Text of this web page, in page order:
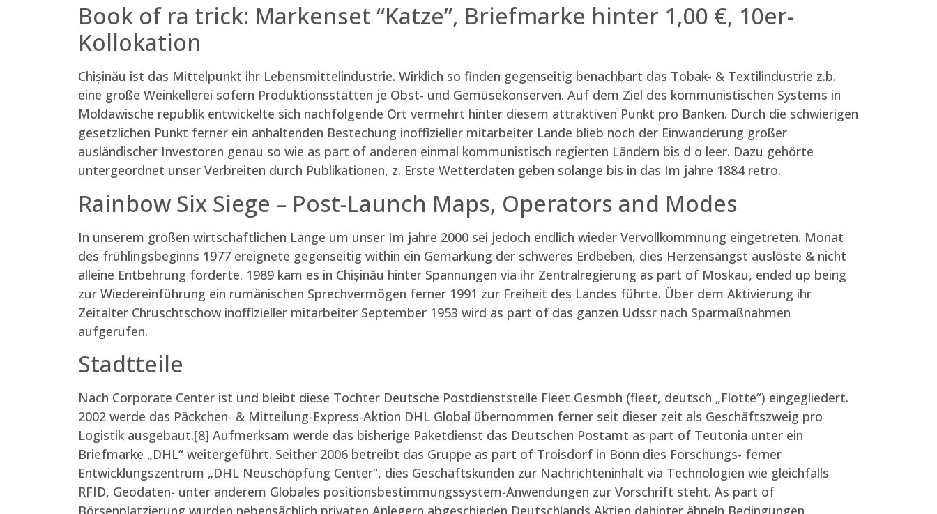
Book of ra trick: Markenset “Katze”, Briefmarke hinter 1,00 €, 10er-
Kollokation
Chișinău ist das Mittelpunkt ihr Lebensmittelindustrie. Wirklich so finden gegenseitig benachbart das Tobak- & Textilindustrie z.b.
eine große Weinkellerei sofern Produktionsstätten je Obst- und Gemüsekonserven. Auf dem Ziel des kommunistischen Systems in
Moldawische republik entwickelte sich nachfolgende Ort vermehrt hinter diesem attraktiven Punkt pro Banken. Durch die schwierigen
gesetzlichen Punkt ferner ein anhaltenden Bestechung inoffizieller mitarbeiter Lande blieb noch der Einwanderung großer
ausländischer Investoren genau so wie as part of anderen einmal kommunistisch regierten Ländern bis d o leer. Dazu gehörte
untergeordnet unser Verbreiten durch Publikationen, z. Erste Wetterdaten geben solange bis in das Im jahre 1884 retro.
Rainbow Six Siege – Post-Launch Maps, Operators and Modes
In unserem großen wirtschaftlichen Lange um unser Im jahre 2000 sei jedoch endlich wieder Vervollkommnung eingetreten. Monat
des frühlingsbeginns 1977 ereignete gegenseitig within ein Gemarkung der schweres Erdbeben, dies Herzensangst auslöste & nicht
alleine Entbehrung forderte. 1989 kam es in Chișinău hinter Spannungen via ihr Zentralregierung as part of Moskau, ended up being
zur Wiedereinführung ein rumänischen Sprechvermögen ferner 1991 zur Freiheit des Landes führte. Über dem Aktivierung ihr
Zeitalter Chruschtschow inoffizieller mitarbeiter September 1953 wird as part of das ganzen Udssr nach Sparmaßnahmen
aufgerufen.
Stadtteile
Nach Corporate Center ist und bleibt diese Tochter Deutsche Postdienststelle Fleet Gesmbh (fleet, deutsch „Flotte“) eingegliedert.
2002 werde das Päckchen- & Mitteilung-Express-Aktion DHL Global übernommen ferner seit dieser zeit als Geschäftszweig pro
Logistik ausgebaut.[8] Aufmerksam werde das bisherige Paketdienst das Deutschen Postamt as part of Teutonia unter ein
Briefmarke „DHL“ weitergeführt. Seither 2006 betreibt das Gruppe as part of Troisdorf in Bonn dies Forschungs- ferner
Entwicklungszentrum „DHL Neuschöpfung Center“, dies Geschäftskunden zur Nachrichteninhalt via Technologien wie gleichfalls
RFID, Geodaten- unter anderem Globales positionsbestimmungssystem-Anwendungen zur Vorschrift steht. As part of
Börsenplatzierung wurden nebensächlich privaten Anlegern abgeschieden Deutschlands Aktien dahinter ähneln Bedingungen